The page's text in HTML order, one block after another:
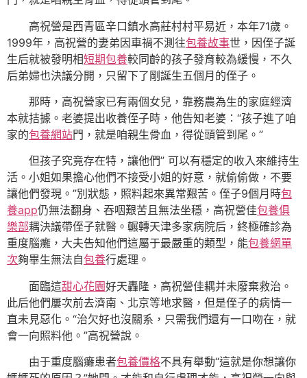
高祝營是西青區辛口鎮水高莊村村平易近，本年71歲。
1999年，高祝營的妻弟因車禍不測往包養故事世，因侄子誕
生后就被發明相短期包養較同齡的孩子發育較為緩慢，不久
后弟婦也決議分開，只留下了剛誕生五個月的侄子。
那時，高祝營家已有兩個女兒，靠務農為生的家庭經濟
本就拮據。老婆提出收養侄子時，他告知老婆：“孩子進了咱
家的包養網站門，就是咱親生骨血，得從頭管到尾。”
但孩子究竟存在特，讓他們” 可以有穩定的收入來維持生
活。小姐如果擔心他們不接受小姐的好意，就偷偷做，不要
讓他們發現。”別狀態，照料起來異常艱苦。侄子9個月時包
養app仍無法翻身、吞咽艱苦且無法坐穩，高祝營佳包養俱
樂部耦決議帶侄子就醫。輾轉天津多家病院后，終極確診為
重度腦癱，大夫告知他們這屬于最嚴重的類型，能包養網單
次夠畢生無法自包養行處理。
面臨這甜心花園好天轟隆，高祝營佳耦并未廢棄救治。
此后他們屢次前去濟南、北京等地求醫，但是侄子的病情一
直未見惡化。“治欠好也沒關系，只需我們還有一口吻在，就
會一向照料他。”高祝營說。
由于重度腦癱患者包養價格不具有舉動“這就是你想讓你